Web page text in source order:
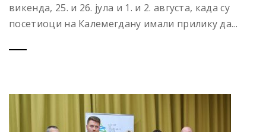
викенда, 25. и 26. јула и 1. и 2. августа, када су
посетиоци на Калемегдану имали прилику да...